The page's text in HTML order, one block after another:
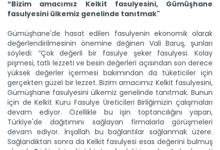
“Bizim amacımız Kelkit fasulyesini, Gümüşhane
fasulyesini ülkemiz genelinde tanıtmak"​
Gümüşhane'de hasat edilen fasulyenin ekonomik olarak
değerlendirilmesinin önemine değinen Vali Baruş, şunları
söyledi: “Çok değerli bir fasulye şeker fasulyesi. Kolay
pişmesi, tatlı lezzeti ve besin değerleri açısından son derece
yüksek değerler içermesi bakımından da tüketiciler için
gerçekten güzel bir lezzet. Bizim amacımız Kelkit fasulyesini,
Gümüşhane fasulyesini ülkemiz genelinde tanıtmak. Bunun
için de Kelkit Kuru Fasulye Üreticileri Birliğimizin çalışmaları
devam ediyor. Özellikle bu işin toptancılığını yapan,
Türkiye'de dağıtımını sağlayan firmalarla görüşmeleri
devam ediyor. İnşallah bu bağlantılar sağlanmak üzere.
Sağlandıktan sonra da Kelkit fasulyesi esas değerini bulmuş
Genç girişimci devlet...
Erzincan’ın Tercan ilçesinde üniversite eğitimini
tamamladıktan...